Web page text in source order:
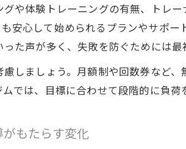
コスパ重視で
パーソナルジム
や体験トレーニングの有無、トレ
安心して始められるプランやサポ
た声が多く、失敗を防ぐためには最
しましょう。月額制や回数券など
では、目標に合わせて段階的に負
もたらす変化